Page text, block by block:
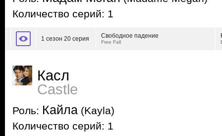
Количество серий: 1
1 сезон 20 серия Свободное падение
Free Fall
Касл
Castle
Роль: Кайла (Kayla)
Количество серий: 1